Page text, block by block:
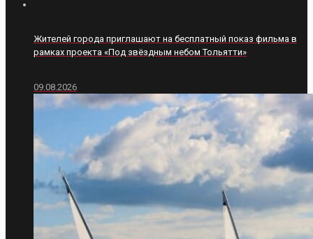
Жителей города приглашают на бесплатный показ фильма в
рамках проекта «Под звёздным небом Тольятти»
09.08.2026